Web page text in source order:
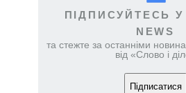
ПІДПИСУЙТЕСЬ У
NEWS
та стежте за останніми
від «Слово і
Підписатися